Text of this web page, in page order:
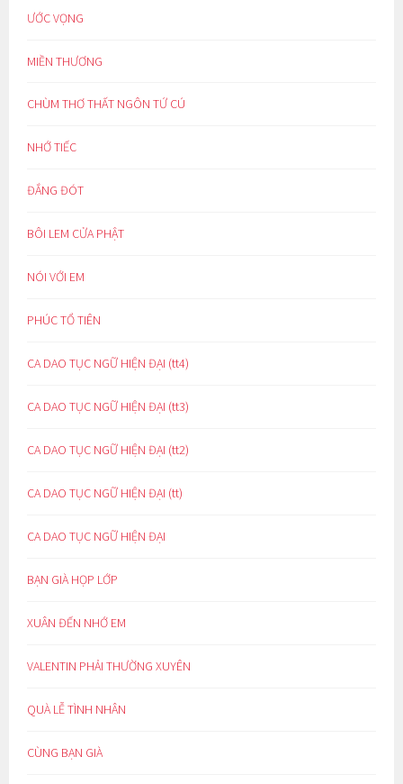
ƯỚC VỌNG
MIỀN THƯƠNG
CHÙM THƠ THẤT NGÔN TỨ CÚ
NHỚ TIẾC
ĐẮNG ĐÓT
BÔI LEM CỬA PHẬT
NÓI VỚI EM
PHÚC TỔ TIÊN
CA DAO TỤC NGỮ HIỆN ĐẠI (tt4)
CA DAO TỤC NGỮ HIỆN ĐẠI (tt3)
CA DAO TỤC NGỮ HIỆN ĐẠI (tt2)
CA DAO TỤC NGỮ HIỆN ĐẠI (tt)
CA DAO TỤC NGỮ HIỆN ĐẠI
BẠN GIÀ HỌP LỚP
XUÂN ĐẾN NHỚ EM
VALENTIN PHẢI THƯỜNG XUYÊN
QUÀ LỄ TÌNH NHÂN
CÙNG BẠN GIÀ